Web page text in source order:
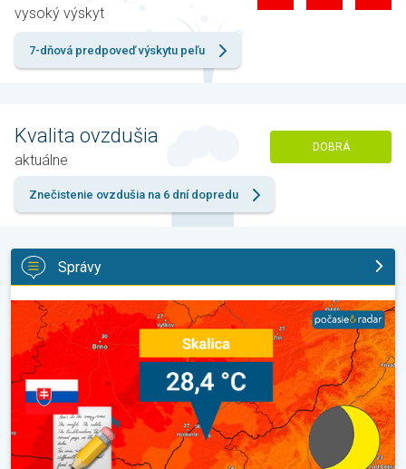
vysoký výskyt
7-dňová predpoveď výskytu peľu
Kvalita ovzdušia
aktuálne
DOBRÁ
Znečistenie ovzdušia na 6 dní dopredu
Správy
Bol prekonaný rekord minimálnej teploty. Extrémne horúčavy